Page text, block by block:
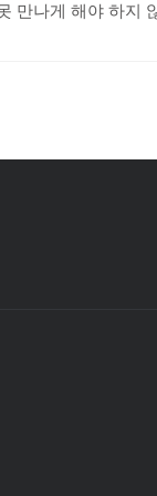
만나게 해야 하지